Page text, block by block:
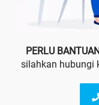
PERLU
silahkan hubungi